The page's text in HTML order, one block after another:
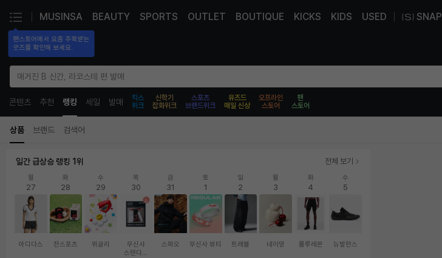
팬스토어에서 요즘 주목받는
굿즈를 확인해 보세요.
MUSINSA BEAUTY SPORTS OUTLET BOUTIQUE KICKS KIDS USED SNAP
매거진 B 신간, 라코스테 편 발매
콘텐츠 추천 랭킹 세일 발매
킥스
위크
신학기
잡화위크
스포츠
브랜드위크
유즈드
매일 신상
오프라인
스토어
팬
스토어
상품 브랜드 검색어
일간 급상승 랭킹 1위 전체 보기
월
27
아디다스
화
28
잔스포츠
수
29
위글리
목
30
무신사
스탠다드
금
31
스파오
토
1
무신사 뷰티
일
2
트래블
월
3
네이밍
화
4
룰루레몬
수
5
뉴발란스